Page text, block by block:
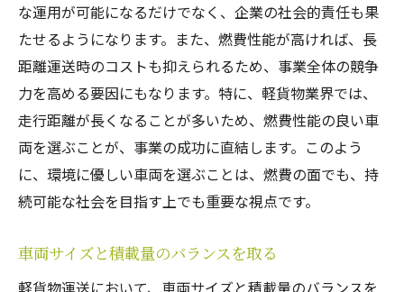
な運用が可能になるだけでなく、企業の社会的責任も果
たせるようになります。また、燃費性能が高ければ、長
距離運送時のコストも抑えられるため、事業全体の競争
力を高める要因にもなります。特に、軽貨物業界では、
走行距離が長くなることが多いため、燃費性能の良い車
両を選ぶことが、事業の成功に直結します。このよう
に、環境に優しい車両を選ぶことは、燃費の面でも、持
続可能な社会を目指す上でも重要な視点です。
車両サイズと積載量のバランスを取る
軽貨物運送において、車両サイズと積載量のバランスを